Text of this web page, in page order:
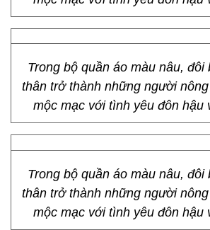
Trong bộ quần áo màu nâu, đôi
thân trở thành những người
mộc mạc với tình yêu đôn hậu
Trong bộ quần áo màu nâu, đôi
thân trở thành những người
mộc mạc với tình yêu đôn hậu